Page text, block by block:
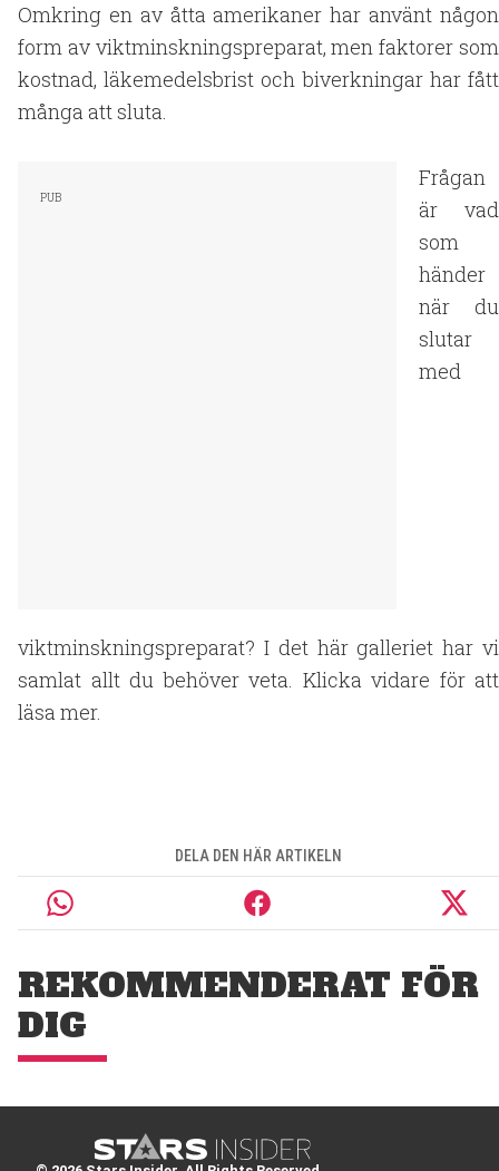
Omkring en av åtta amerikaner har använt någon
form av viktminskningspreparat, men faktorer som
kostnad, läkemedelsbrist och biverkningar har fått
många att sluta.
Frågan
är vad
som
händer
när du
slutar
med
viktminskningspreparat? I det här galleriet har vi
samlat allt du behöver veta. Klicka vidare för att
läsa mer.
DELA DEN HÄR ARTIKELN
REKOMMENDERAT FÖR
DIG